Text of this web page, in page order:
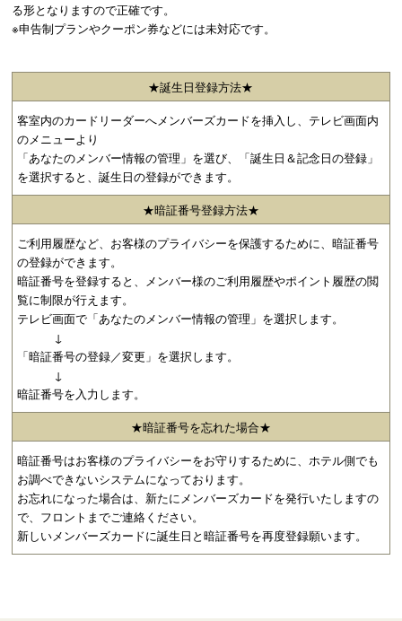
る形となりますので正確です。
※申告制プランやクーポン券などには未対応です。
★誕生日登録方法★
客室内のカードリーダーへメンバーズカードを挿入し、テレビ画面内
のメニューより
「あなたのメンバー情報の管理」を選び、「誕生日＆記念日の登録」
を選択すると、誕生日の登録ができます。
★暗証番号登録方法★
ご利用履歴など、お客様のプライバシーを保護するために、暗証番号
の登録ができます。
暗証番号を登録すると、メンバー様のご利用履歴やポイント履歴の閲
覧に制限が行えます。
テレビ画面で「あなたのメンバー情報の管理」を選択します。
↓
「暗証番号の登録／変更」を選択します。
↓
暗証番号を入力します。
★暗証番号を忘れた場合★
暗証番号はお客様のプライバシーをお守りするために、ホテル側でも
お調べできないシステムになっております。
お忘れになった場合は、新たにメンバーズカードを発行いたしますの
で、フロントまでご連絡ください。
新しいメンバーズカードに誕生日と暗証番号を再度登録願います。